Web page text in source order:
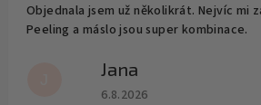
Objednala jsem už několikrát. Nejvíc mi
Peeling a máslo jsou super kombinace.
Jana
Hodnocení obchodu je 5 z 5
6.8.2026